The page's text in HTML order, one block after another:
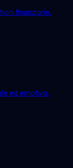
finanziarie.
ed emotiva.